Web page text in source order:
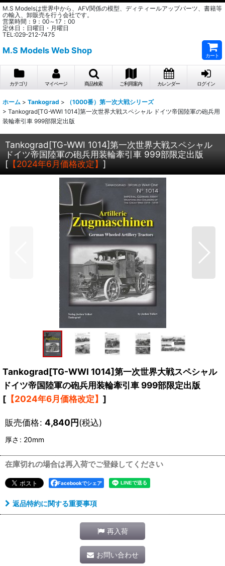
M.S Modelsは世界中から、AFV関係の模型、ディティールアップパーツ、書籍等
の輸入、卸販売を行う会社です。
営業時間：9：00～17：00
定休日：日曜日・月曜日
TEL:029-212-7475
M.S Models Web Shop
カート
カテゴリ マイページ 商品検索 ご利用案内 カレンダー ログイン
ホーム > Tankograd >
（1000番）第一次大戦シリーズ
> Tankograd[TG-WWI 1014]第一次世界大戦スペシャル ドイツ帝国陸軍の砲兵用
装輪牽引車 999部限定出版
Tankograd[TG-WWI 1014]第一次世界大戦スペシャル
ドイツ帝国陸軍の砲兵用装輪牽引車 999部限定出版
[ 【2024年6月価格改定】 ]
Tankograd[TG-WWI 1014]第一次世界大戦スペシャル
ドイツ帝国陸軍の砲兵用装輪牽引車 999部限定出版
[ 【2024年6月価格改定】 ]
販売価格: 4,840円(税込)
厚さ : 20mm
在庫切れの場合は再入荷でご登録してください
Facebookでシェア
返品特約に関する重要事項
再入荷
お問い合わせ